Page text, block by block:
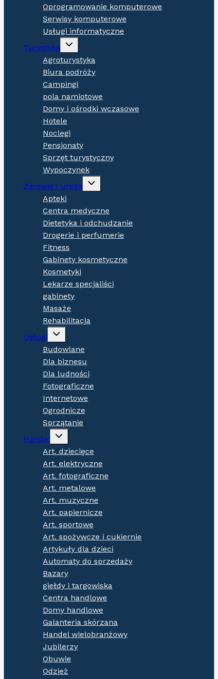
Oprogramowanie komputerowe
Serwisy komputerowe
Usługi informatyczne
Turystyka
Expand
Agroturystyka
Biura podróży
Campingi
pola namiotowe
Domy i ośrodki wczasowe
Hotele
Noclegi
Pensjonaty
Sprzęt turystyczny
Wypoczynek
Zdrowie i uroda
Expand
Apteki
Centra medyczne
Dietetyka i odchudzanie
Drogerie i perfumerie
Fitness
Gabinety kosmetyczne
Kosmetyki
Lekarze specjaliści
gabinety
Masaże
Rehabilitacja
Usługi
Expand
menu
Budowlane
Dla biznesu
Dla ludności
Fotograficzne
Internetowe
Ogrodnicze
Sprzątanie
Handel
Expand
menu
Art. dziecięce
Art. elektryczne
Art. fotograficzne
Art. metalowe
Art. muzyczne
Art. papiernicze
Art. sportowe
Art. spożywcze i cukiernie
Artykuły dla dzieci
Automaty do sprzedaży
Bazary
giełdy i targowiska
Centra handlowe
Domy handlowe
Galanteria skórzana
Handel wielobranżowy
Jubilerzy
Obuwie
Odzież